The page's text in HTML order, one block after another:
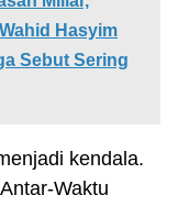
Hasyim
Sebut Sering
kendala.
Waktu